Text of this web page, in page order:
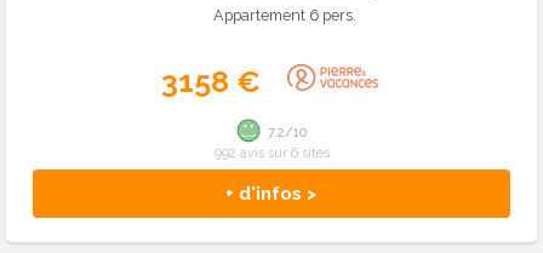
Appartement 6 pers.
3158 €
+ d'infos >
7.2/10
992 avis sur 6 sites